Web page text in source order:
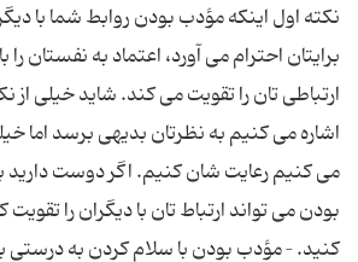
نکته اول اینکه مؤدب بودن روابط شما با
برایتان احترام می آورد، اعتماد به نفستان را
ارتباطی تان را تقویت می کند. شاید خیلی از
اشاره می کنیم به نظرتان بدیهی برسد اما
می کنیم رعایت شان کنیم. اگر دوست دارید
بودن می تواند ارتباط تان با دیگران را تقویت
کنید. – مؤدب بودن با سلام کردن به درستی